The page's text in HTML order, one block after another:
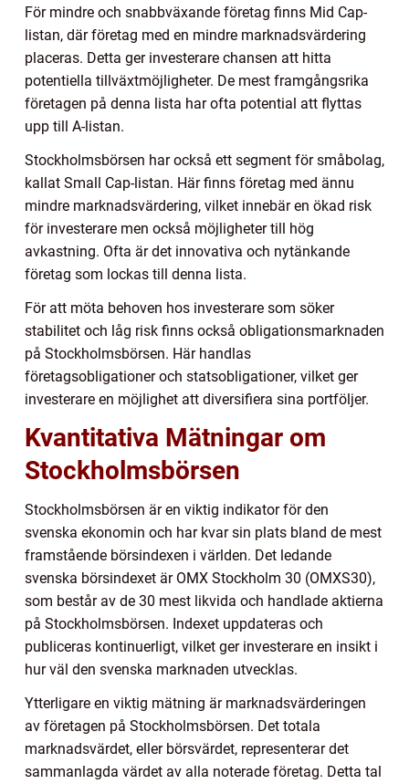
För mindre och snabbväxande företag finns Mid Cap-
listan, där företag med en mindre marknadsvärdering
placeras. Detta ger investerare chansen att hitta
potentiella tillväxtmöjligheter. De mest framgångsrika
företagen på denna lista har ofta potential att flyttas
upp till A-listan.
Stockholmsbörsen har också ett segment för småbolag,
kallat Small Cap-listan. Här finns företag med ännu
mindre marknadsvärdering, vilket innebär en ökad risk
för investerare men också möjligheter till hög
avkastning. Ofta är det innovativa och nytänkande
företag som lockas till denna lista.
För att möta behoven hos investerare som söker
stabilitet och låg risk finns också obligationsmarknaden
på Stockholmsbörsen. Här handlas
företagsobligationer och statsobligationer, vilket ger
investerare en möjlighet att diversifiera sina portföljer.
Kvantitativa Mätningar om
Stockholmsbörsen
Stockholmsbörsen är en viktig indikator för den
svenska ekonomin och har kvar sin plats bland de mest
framstående börsindexen i världen. Det ledande
svenska börsindexet är OMX Stockholm 30 (OMXS30),
som består av de 30 mest likvida och handlade aktierna
på Stockholmsbörsen. Indexet uppdateras och
publiceras kontinuerligt, vilket ger investerare en insikt i
hur väl den svenska marknaden utvecklas.
Ytterligare en viktig mätning är marknadsvärderingen
av företagen på Stockholmsbörsen. Det totala
marknadsvärdet, eller börsvärdet, representerar det
sammanlagda värdet av alla noterade företag. Detta tal